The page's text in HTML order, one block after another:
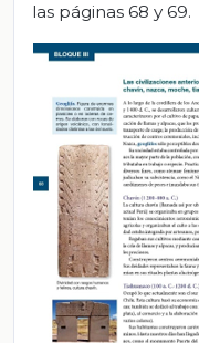
las páginas 68 y 69.